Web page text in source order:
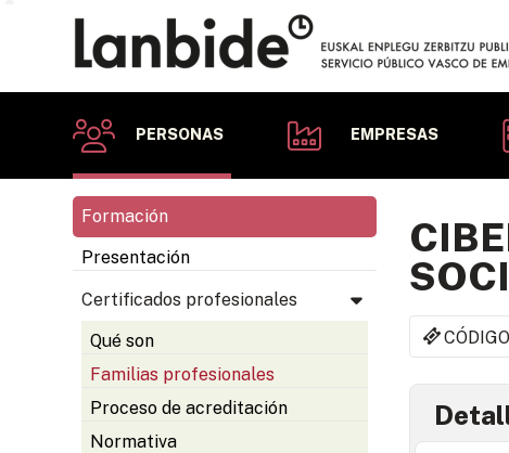
PERSONAS EMPRESAS
Formación
Presentación
Certificados profesionales
Qué son
Familias profesionales
Proceso de acreditación
Normativa